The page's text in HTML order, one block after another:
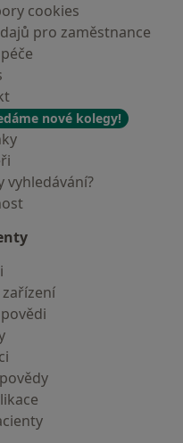
cookies
pro zaměstnance
nové kolegy!
vyhledávání?